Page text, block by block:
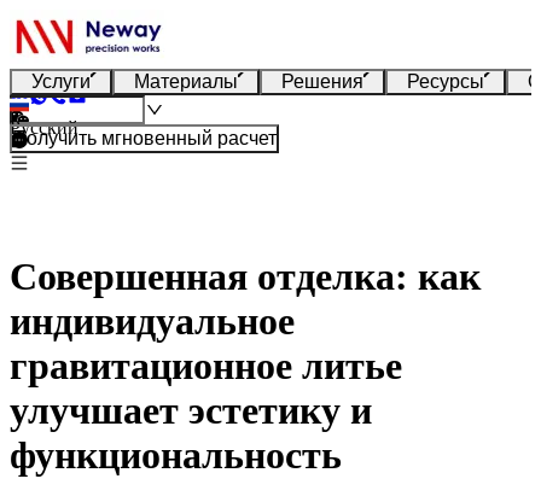
Услуги Материалы Решения Ресурсы
Русский
Получить мгновенный расчет
Совершенная отделка: как
индивидуальное
гравитационное литье
улучшает эстетику и
функциональность